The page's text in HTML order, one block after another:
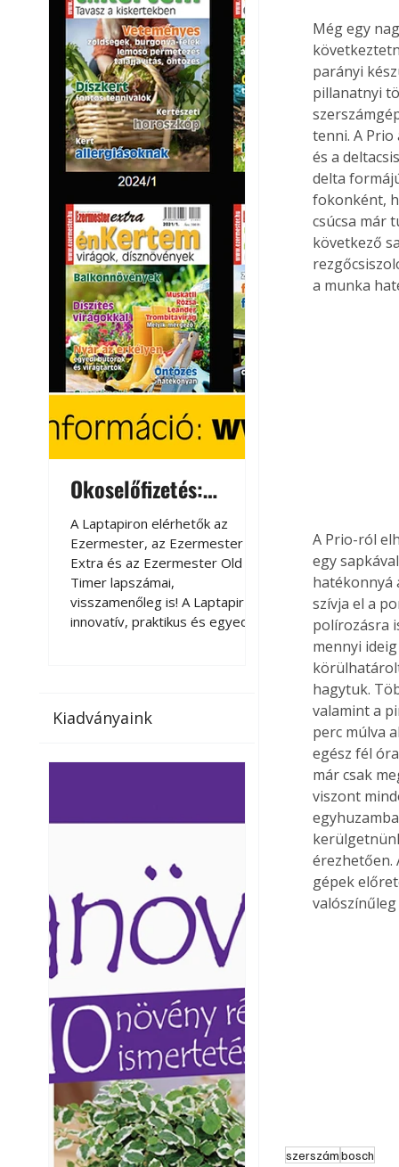
Okoselőfizetés:
Ezermester Extra
A Laptapiron elérhetők az
Ezermester, az Ezermester
Extra és az Ezermester Old
Timer lapszámai,
visszamenőleg is! A Laptapir új,
innovatív, praktikus és egyedi
az otthonában, útközben vagy
elérhetők lapszámaink. Bárhol,
Ezermester, az
Extra és az
Timer lapszámai,
visszamenőleg is! A
innovatív, praktikus
megoldás a
magazinok digitális
számítógépen,
vagy táblagépen.
az otthonában,
nyaralás, pihenés
elérhetők
bármikor, akár
vagy dolgozva is
Ezermester
Laptapir kényelmes
mert: – t
Kiadványaink
Még egy
parányi
pillanatnyi
tenni. A
és a
delta
fokonként,
csúcsa már
következő
a munka
A Prio-ról
egy
hatékonnyá
szívja el a
polírozásra
mennyi
hagytuk.
valamint a
perc múlva
egész fél
már csak
viszont
érezhetően.
gépek
szerszámbosch